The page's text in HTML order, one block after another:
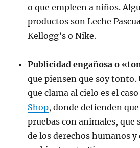
o que empleen a niños.
productos son Leche
Kellogg’s o Nike.
Publicidad engañosa o
que piensen que soy tonto.
que clama al cielo es el
Shop, donde defienden
pruebas con animales, que
de los derechos humanos y